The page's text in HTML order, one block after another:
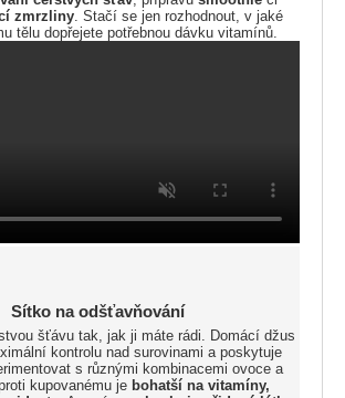
zmrzliny . Stačí se jen rozhodnout, v jaké
tělu dopřejete potřebnou dávku vitamínů.
Sítko na odšťavňování
šťávu tak, jak ji máte rádi. Domácí džus
kontrolu nad surovinami a poskytuje
s různými kombinacemi ovoce a
kupovanému je bohatší na vitamíny,